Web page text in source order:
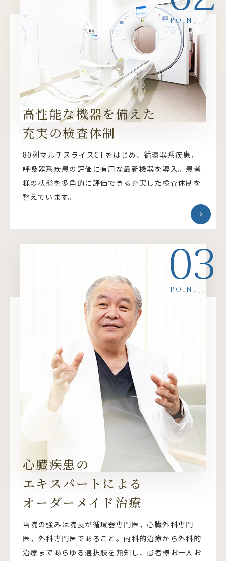
POINT
高性能な機器を備えた
充実の検査体制
80列マルチスライスCTをはじめ、循環器系疾患，
呼吸器系疾患の評価に有用な最新機器を導入。患者
様の状態を多角的に評価できる充実した検査体制を
整えています。
03
POINT
心臓疾患の
エキスパートによる
オーダーメイド治療
当院の強みは院長が循環器専門医，心臓外科専門
医，外科専門医であること。内科的治療から外科的
治療まであらゆる選択肢を熟知し、患者様お一人お